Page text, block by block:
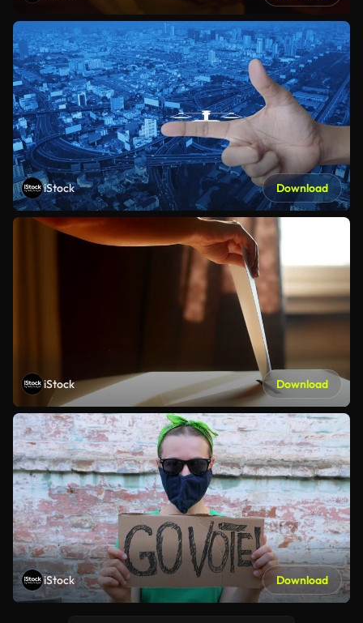
iStock Download
iStock Download
iStock Download